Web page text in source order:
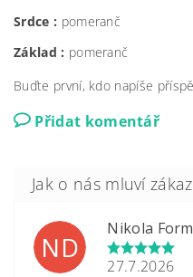
Srdce : pomeranč
Základ : pomeranč
Buďte první, kdo napíše
Přidat komentář
ND
Nikola
27.7.2026